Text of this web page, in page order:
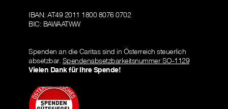
IBAN: AT49 2011 1800 8076 0702
BIC: BAWAATWW
Spenden an die Caritas sind in Österreich steuerlich
absetzbar. Spendenabsetzbarkeitsnummer SO-1129
Vielen Dank für Ihre Spende!